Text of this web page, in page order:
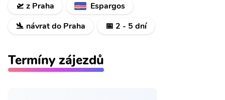
🛫 z Praha
Espargos
🛬 návrat do Praha
📅 2 - 5 dní
Termíny zájezdů